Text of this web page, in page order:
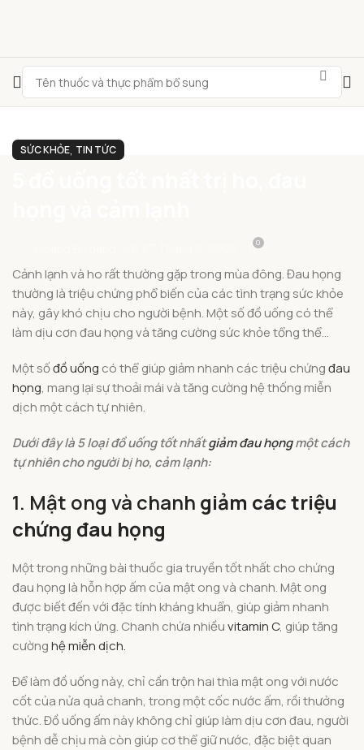
SỨC KHỎE, TIN TỨC
0
Cảnh lạnh và ho rất thường gặp trong mùa đông. Đau họng
thường là triệu chứng phổ biến của các tình trạng sức khỏe
này, gây khó chịu cho người bệnh. Một số đồ uống có thể
làm dịu cơn đau họng và tăng cường sức khỏe tổng thể…
Một sốđồ uống có thể giúp giảm nhanh các triệu chứngđau
họng, mang lại sự thoải mái và tăng cường hệ thống miễn
dịch một cách tự nhiên.
Dưới đây là 5 loại đồ uống tốt nhấtgiảm đau họngmột cách
tự nhiên cho người bị ho, cảm lạnh:
1. Mật ong và chanh giảm các triệu
chứng đau họng
Một trong những bài thuốc gia truyền tốt nhất cho chứng
đau họng là hỗn hợp ấm của mật ong và chanh. Mật ong
được biết đến với đặc tính kháng khuẩn, giúp giảm nhanh
tình trạng kích ứng. Chanh chứa nhiềuvitamin C, giúp tăng
cườnghệ miễn dịch.
Để làm đồ uống này, chỉ cần trộn hai thìa mật ong với nước
cốt của nửa quả chanh, trong một cốc nước ấm, rồi thưởng
thức. Đồ uống ấm này không chỉ giúp làm dịu cơn đau, người
bệnh dễ chịu mà còn giúp cơ thể giữ nước, đặc biệt quan